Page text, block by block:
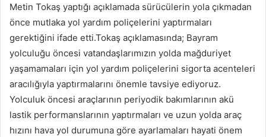
Metin Tokaş yaptığı açıklamada sürücülerin yola çıkmadan
önce mutlaka yol yardım poliçelerini yaptırmaları
gerektiğini ifade etti.Tokaş açıklamasında; Bayram
yolculuğu öncesi vatandaşlarımızın yolda mağduriyet
yaşamamaları için yol yardım poliçelerini sigorta acenteleri
aracılığıyla yaptırmalarını önemle tavsiye ediyoruz.
Yolculuk öncesi araçlarının periyodik bakımlarının akü
lastik performanslarının yaptırmaları ve uzun yolda araç
hızını hava yol durumuna göre ayarlamaları hayati önem